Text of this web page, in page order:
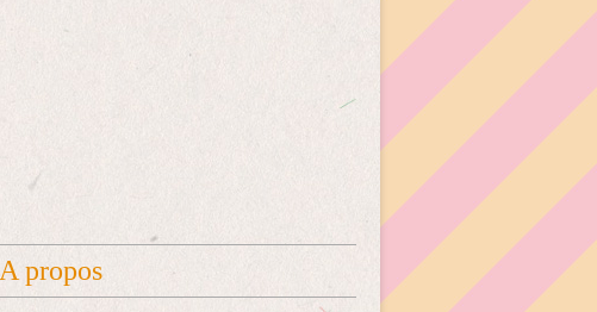
A propos